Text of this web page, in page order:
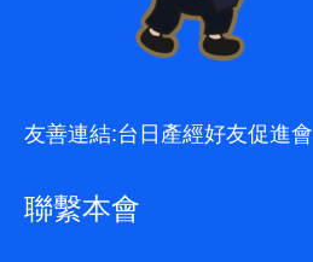
友善連結:台日產經好友促進會
聯繫本會